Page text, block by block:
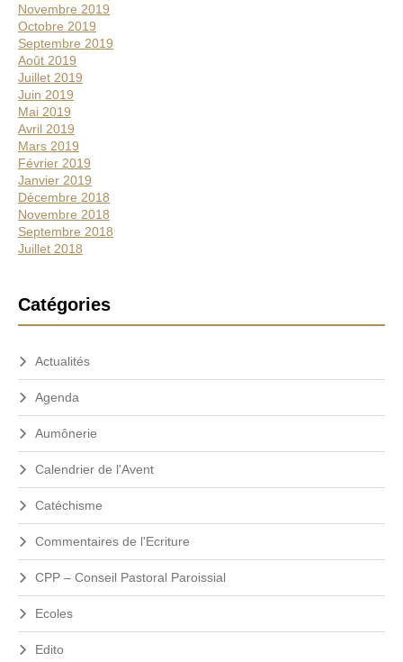
Novembre 2019
Octobre 2019
Septembre 2019
Août 2019
Juillet 2019
Juin 2019
Mai 2019
Avril 2019
Mars 2019
Février 2019
Janvier 2019
Décembre 2018
Novembre 2018
Septembre 2018
Juillet 2018
Catégories
Actualités
Agenda
Aumônerie
Calendrier de l'Avent
Catéchisme
Commentaires de l'Ecriture
CPP – Conseil Pastoral Paroissial
Ecoles
Edito